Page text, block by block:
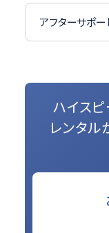
アフターサポー
ハイスピ
レンタル